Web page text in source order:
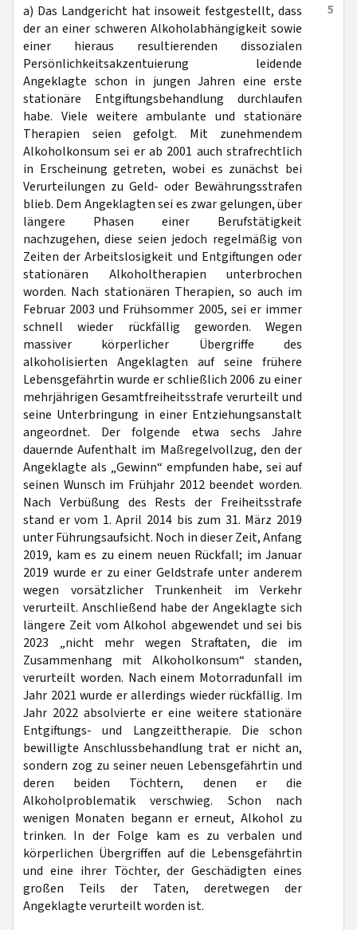
5
a) Das Landgericht hat insoweit festgestellt, dass
der an einer schweren Alkoholabhängigkeit sowie
einer hieraus resultierenden dissozialen
Persönlichkeitsakzentuierung leidende
Angeklagte schon in jungen Jahren eine erste
stationäre Entgiftungsbehandlung durchlaufen
habe. Viele weitere ambulante und stationäre
Therapien seien gefolgt. Mit zunehmendem
Alkoholkonsum sei er ab 2001 auch strafrechtlich
in Erscheinung getreten, wobei es zunächst bei
Verurteilungen zu Geld- oder Bewährungsstrafen
blieb. Dem Angeklagten sei es zwar gelungen, über
längere Phasen einer Berufstätigkeit
nachzugehen, diese seien jedoch regelmäßig von
Zeiten der Arbeitslosigkeit und Entgiftungen oder
stationären Alkoholtherapien unterbrochen
worden. Nach stationären Therapien, so auch im
Februar 2003 und Frühsommer 2005, sei er immer
schnell wieder rückfällig geworden. Wegen
massiver körperlicher Übergriffe des
alkoholisierten Angeklagten auf seine frühere
Lebensgefährtin wurde er schließlich 2006 zu einer
mehrjährigen Gesamtfreiheitsstrafe verurteilt und
seine Unterbringung in einer Entziehungsanstalt
angeordnet. Der folgende etwa sechs Jahre
dauernde Aufenthalt im Maßregelvollzug, den der
Angeklagte als „Gewinn“ empfunden habe, sei auf
seinen Wunsch im Frühjahr 2012 beendet worden.
Nach Verbüßung des Rests der Freiheitsstrafe
stand er vom 1. April 2014 bis zum 31. März 2019
unter Führungsaufsicht. Noch in dieser Zeit, Anfang
2019, kam es zu einem neuen Rückfall; im Januar
2019 wurde er zu einer Geldstrafe unter anderem
wegen vorsätzlicher Trunkenheit im Verkehr
verurteilt. Anschließend habe der Angeklagte sich
längere Zeit vom Alkohol abgewendet und sei bis
2023 „nicht mehr wegen Straftaten, die im
Zusammenhang mit Alkoholkonsum“ standen,
verurteilt worden. Nach einem Motorradunfall im
Jahr 2021 wurde er allerdings wieder rückfällig. Im
Jahr 2022 absolvierte er eine weitere stationäre
Entgiftungs- und Langzeittherapie. Die schon
bewilligte Anschlussbehandlung trat er nicht an,
sondern zog zu seiner neuen Lebensgefährtin und
deren beiden Töchtern, denen er die
Alkoholproblematik verschwieg. Schon nach
wenigen Monaten begann er erneut, Alkohol zu
trinken. In der Folge kam es zu verbalen und
körperlichen Übergriffen auf die Lebensgefährtin
und eine ihrer Töchter, der Geschädigten eines
großen Teils der Taten, deretwegen der
Angeklagte verurteilt worden ist.